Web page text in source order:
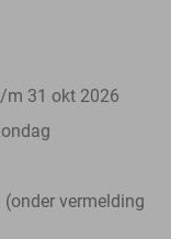
m 31 okt 2026
vermelding